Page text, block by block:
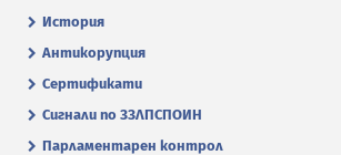
История
Антикорупция
Сертификати
Сигнали по ЗЗЛПСПОИН
Парламентарен контрол